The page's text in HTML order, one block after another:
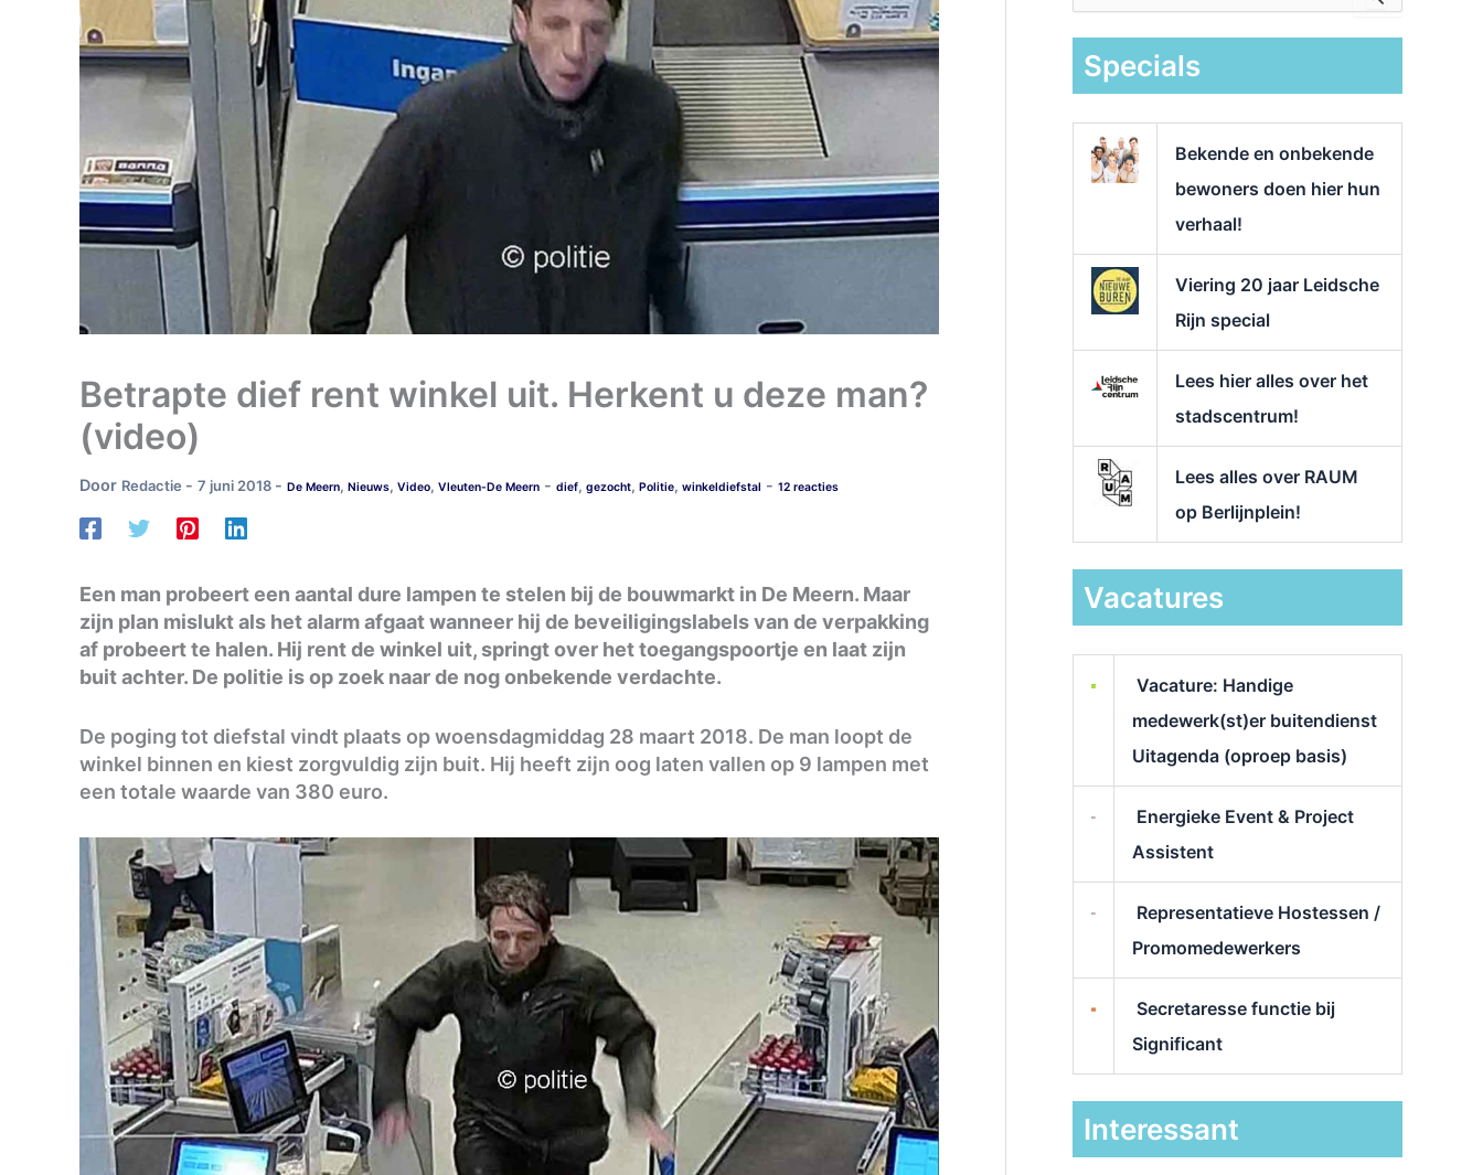
Betrapte dief rent winkel uit. Herkent u deze man?
(video)
Door Redactie - 7 juni 2018 - De Meern, Nieuws, Video, Vleuten-De Meern - dief, gezocht, Politie, winkeldiefstal - 12 reacties
Een man probeert een aantal dure lampen te stelen bij de bouwmarkt in De Meern. Maar
zijn plan mislukt als het alarm afgaat wanneer hij de beveiligingslabels van de verpakking
af probeert te halen. Hij rent de winkel uit, springt over het toegangspoortje en laat zijn
buit achter. De politie is op zoek naar de nog onbekende verdachte.
De poging tot diefstal vindt plaats op woensdagmiddag 28 maart 2018. De man loopt de
winkel binnen en kiest zorgvuldig zijn buit. Hij heeft zijn oog laten vallen op 9 lampen met
een totale waarde van 380 euro.
k
Specials
Bekende en onbekende
bewoners doen hier hun
verhaal!
Viering 20 jaar Leidsche
Rijn special
Lees hier alles over het
stadscentrum!
Lees alles over RAUM
op Berlijnplein!
Vacatures
Vacature: Handige
medewerk(st)er buitendienst
Uitagenda (oproep basis)
Energieke Event & Project
Assistent
Representatieve Hostessen /
Promomedewerkers
Secretaresse functie bij
Significant
Interessant